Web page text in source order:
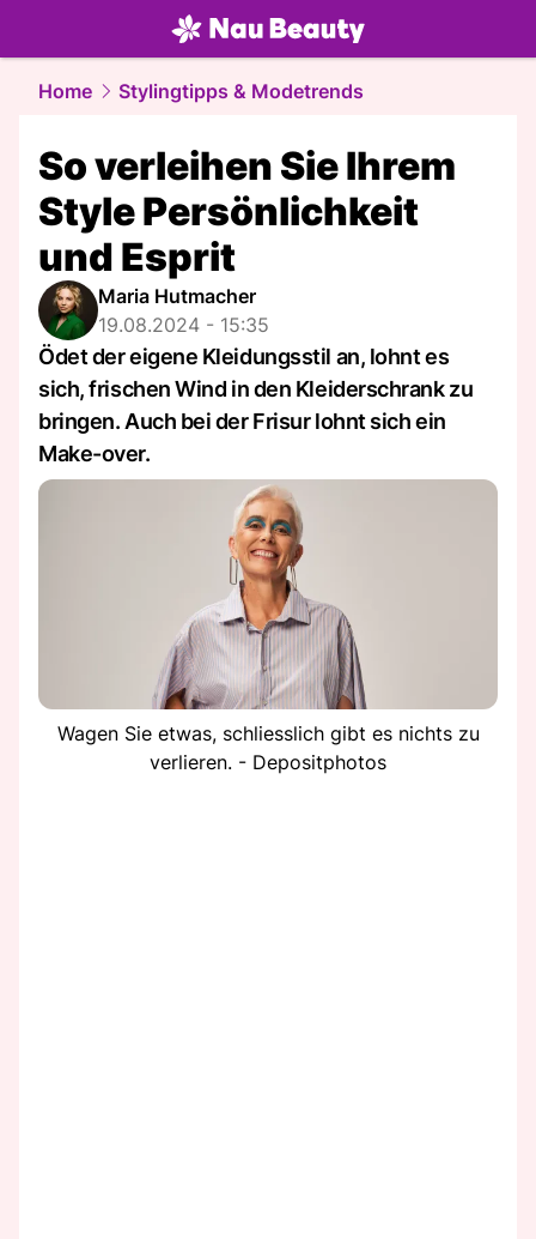
beauty.NAU.ch
Home Stylingtipps & Modetrends
So verleihen Sie Ihrem
Style Persönlichkeit
und Esprit
Maria Hutmacher
19.08.2024 - 15:35
Ödet der eigene Kleidungsstil an, lohnt es
sich, frischen Wind in den Kleiderschrank zu
bringen. Auch bei der Frisur lohnt sich ein
Make-over.
Wagen Sie etwas, schliesslich gibt es nichts zu
verlieren. - Depositphotos